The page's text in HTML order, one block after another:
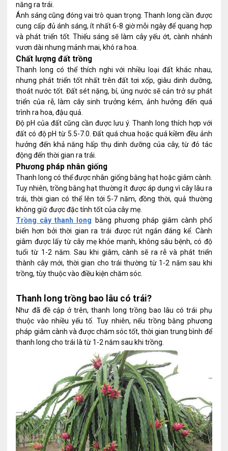
năng ra trái.
Ánh sáng cũng đóng vai trò quan trọng. Thanh long cần được
cung cấp đủ ánh sáng, ít nhất 6-8 giờ mỗi ngày để quang hợp
và phát triển tốt. Thiếu sáng sẽ làm cây yếu ớt, cành nhánh
vươn dài nhưng mảnh mai, khó ra hoa.
Chất lượng đất trồng
Thanh long có thể thích nghi với nhiều loại đất khác nhau,
nhưng phát triển tốt nhất trên đất tơi xốp, giàu dinh dưỡng,
thoát nước tốt. Đất sét nặng, bí, úng nước sẽ cản trở sự phát
triển của rễ, làm cây sinh trưởng kém, ảnh hưởng đến quá
trình ra hoa, đậu quả.
Độ pH của đất cũng cần được lưu ý. Thanh long thích hợp với
đất có độ pH từ 5.5-7.0. Đất quá chua hoặc quá kiềm đều ảnh
hưởng đến khả năng hấp thụ dinh dưỡng của cây, từ đó tác
động đến thời gian ra trái.
Phương pháp nhân giống
Thanh long có thể được nhân giống bằng hạt hoặc giâm cành.
Tuy nhiên, trồng bằng hạt thường ít được áp dụng vì cây lâu ra
trái, thời gian có thể lên tới 5-7 năm, đồng thời, quả thường
không giữ được đặc tính tốt của cây mẹ.
Trồng cây thanh long bằng phương pháp giâm cành phổ
biến hơn bởi thời gian ra trái được rút ngắn đáng kể. Cành
giâm được lấy từ cây mẹ khỏe mạnh, không sâu bệnh, có độ
tuổi từ 1-2 năm. Sau khi giâm, cành sẽ ra rễ và phát triển
thành cây mới, thời gian cho trái thường từ 1-2 năm sau khi
trồng, tùy thuộc vào điều kiện chăm sóc.
Thanh long trồng bao lâu có trái?
Như đã đề cập ở trên, thanh long trồng bao lâu có trái phụ
thuộc vào nhiều yếu tố. Tuy nhiên, nếu trồng bằng phương
pháp giâm cành và được chăm sóc tốt, thời gian trung bình để
thanh long cho trái là từ 1-2 năm sau khi trồng.